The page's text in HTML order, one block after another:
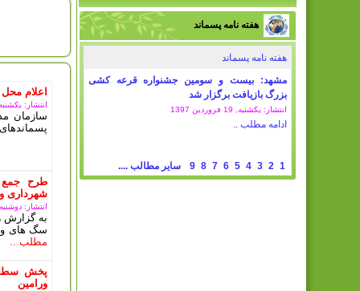
هفته نامه پسماند
هفته نامه پسماند
مشهد: بیست و سومین جشنواره قرعه کشی
بزرگ بازیافت برگزار شد
انتشار: یکشنبه, 19 فروردين 1397
ادامه مطلب ..
1
2
3
4
5
6
7
8
9 سایر مطالب ....
امروز
اعلام
انتشار: یکشنبه, 11 مرداد
سازمان
طرح جمع
شهرداری
انتشار: دوشنبه, 10 دی
به گزارش
سگ های
مطلب ..
پخش سطل
ورامین